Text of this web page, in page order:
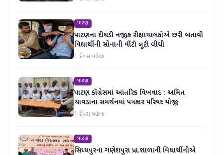
પાટણ
પાટણના દીઘડી નજીક રીક્ષાચાલકોએ છરી બતાવી
વિદ્યાર્થીની સોનાની વીંટી લૂંટી લીધી
1 દિવસ પહેલા
પાટણ
પાટણ કોંગ્રેસમાં આંતરિક વિખવાદ : અમિત
ચાવડાના સમર્થનમાં પત્રકાર પરિષદ યોજી
1 દિવસ પહેલા
પાટણ
સિધ્ધપુરના ગણેશપુરા પ્રા.શાળાની વિધાર્થીનીએ